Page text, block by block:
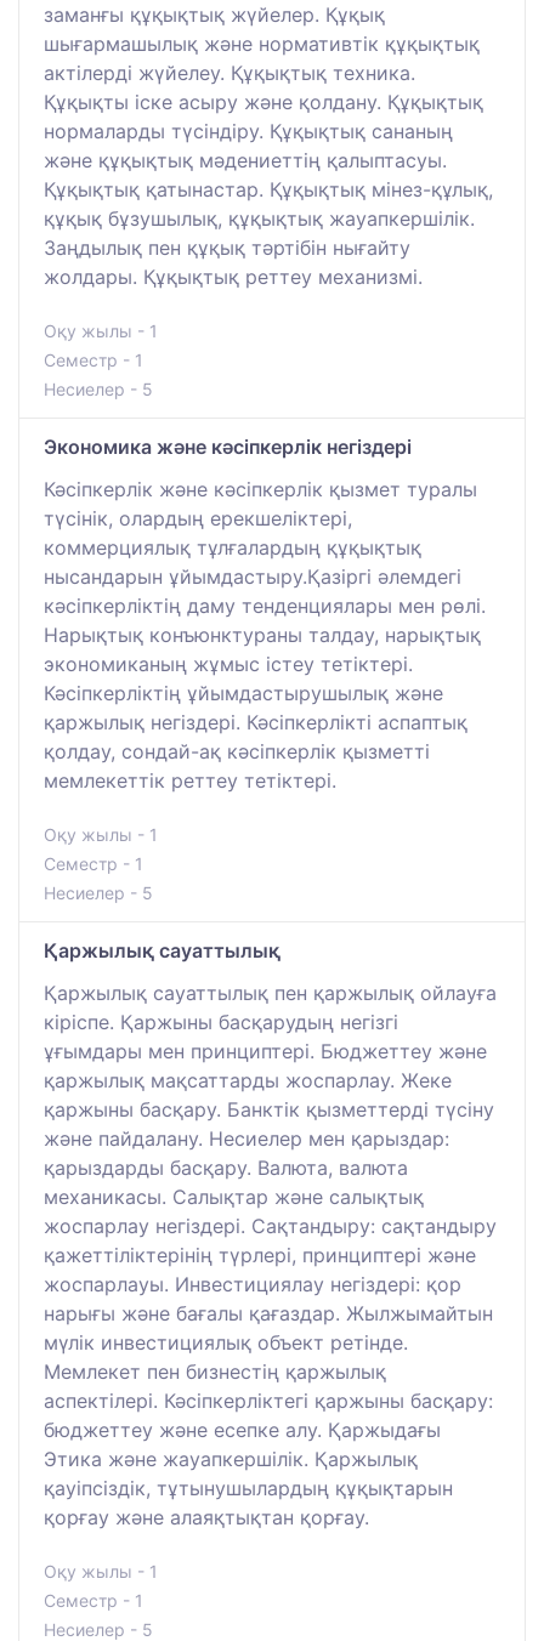
заманғы құқықтық жүйелер. Құқық
шығармашылық және нормативтік құқықтық
актілерді жүйелеу. Құқықтық техника.
Құқықты іске асыру және қолдану. Құқықтық
нормаларды түсіндіру. Құқықтық сананың
және құқықтық мәдениеттің қалыптасуы.
Құқықтық қатынастар. Құқықтық мінез-құлық,
құқық бұзушылық, құқықтық жауапкершілік.
Заңдылық пен құқық тәртібін нығайту
жолдары. Құқықтық реттеу механизмі.
Оқу жылы - 1
Семестр - 1
Несиелер - 5
Экономика және кәсіпкерлік негіздері
Кәсіпкерлік және кәсіпкерлік қызмет туралы
түсінік, олардың ерекшеліктері,
коммерциялық тұлғалардың құқықтық
нысандарын ұйымдастыру.Қазіргі әлемдегі
кәсіпкерліктің даму тенденциялары мен рөлі.
Нарықтық конъюнктураны талдау, нарықтық
экономиканың жұмыс істеу тетіктері.
Кәсіпкерліктің ұйымдастырушылық және
қаржылық негіздері. Кәсіпкерлікті аспаптық
қолдау, сондай-ақ кәсіпкерлік қызметті
мемлекеттік реттеу тетіктері.
Оқу жылы - 1
Семестр - 1
Несиелер - 5
Қаржылық сауаттылық
Қаржылық сауаттылық пен қаржылық ойлауға
кіріспе. Қаржыны басқарудың негізгі
ұғымдары мен принциптері. Бюджеттеу және
қаржылық мақсаттарды жоспарлау. Жеке
қаржыны басқару. Банктік қызметтерді түсіну
және пайдалану. Несиелер мен қарыздар:
қарыздарды басқару. Валюта, валюта
механикасы. Салықтар және салықтық
жоспарлау негіздері. Сақтандыру: сақтандыру
қажеттіліктерінің түрлері, принциптері және
жоспарлауы. Инвестициялау негіздері: қор
нарығы және бағалы қағаздар. Жылжымайтын
мүлік инвестициялық объект ретінде.
Мемлекет пен бизнестің қаржылық
аспектілері. Кәсіпкерліктегі қаржыны басқару:
бюджеттеу және есепке алу. Қаржыдағы
Этика және жауапкершілік. Қаржылық
қауіпсіздік, тұтынушылардың құқықтарын
қорғау және алаяқтықтан қорғау.
Оқу жылы - 1
Семестр - 1
Несиелер - 5